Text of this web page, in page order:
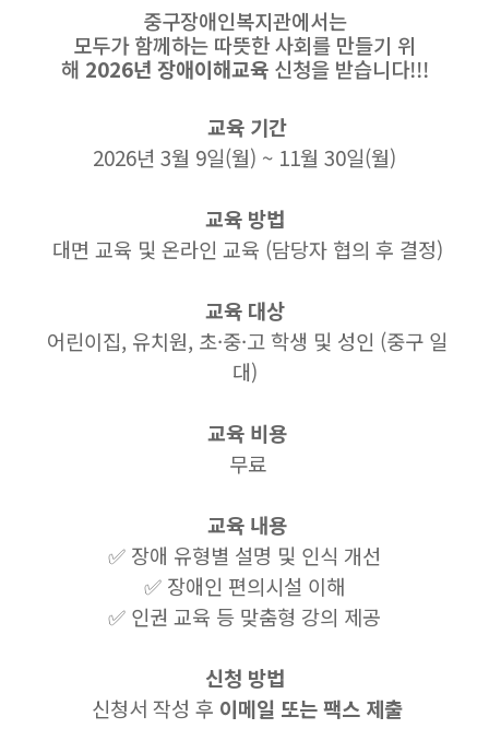
중구장애인복지관에서는
모두가 함께하는 따뜻한 사회를 만들기 위
해 2026년 장애이해교육신청을 받습니다!!!
교육 기간
2026년 3월 9일(월) ~ 11월 30일(월)
교육 방법
대면 교육 및 온라인 교육 (담당자 협의 후 결정)
교육 대상
어린이집, 유치원, 초·중·고 학생 및 성인 (중구 일
대)
교육 비용
무료
교육 내용
✅ 장애 유형별 설명 및 인식 개선
✅ 장애인 편의시설 이해
✅ 인권 교육 등 맞춤형 강의 제공
신청 방법
신청서 작성 후 이메일 또는 팩스 제출